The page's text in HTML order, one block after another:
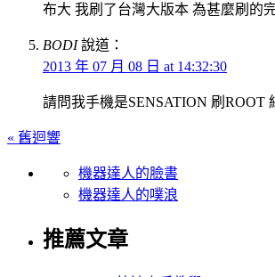
布大 我刷了台灣大版本 為甚麼刷的
BODI 說道：
2013 年 07 月 08 日 at 14:32:30
請問我手機是SENSATION 刷ROOT
« 舊迴響
機器達人的臉書
機器達人的噗浪
推薦文章